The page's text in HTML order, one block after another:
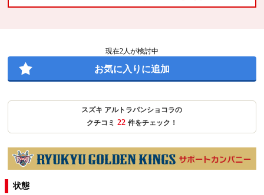
現在2人が検討中
お気に入りに追加
スズキ アルトラパンショコラの
クチコミ 22 件をチェック！
状態